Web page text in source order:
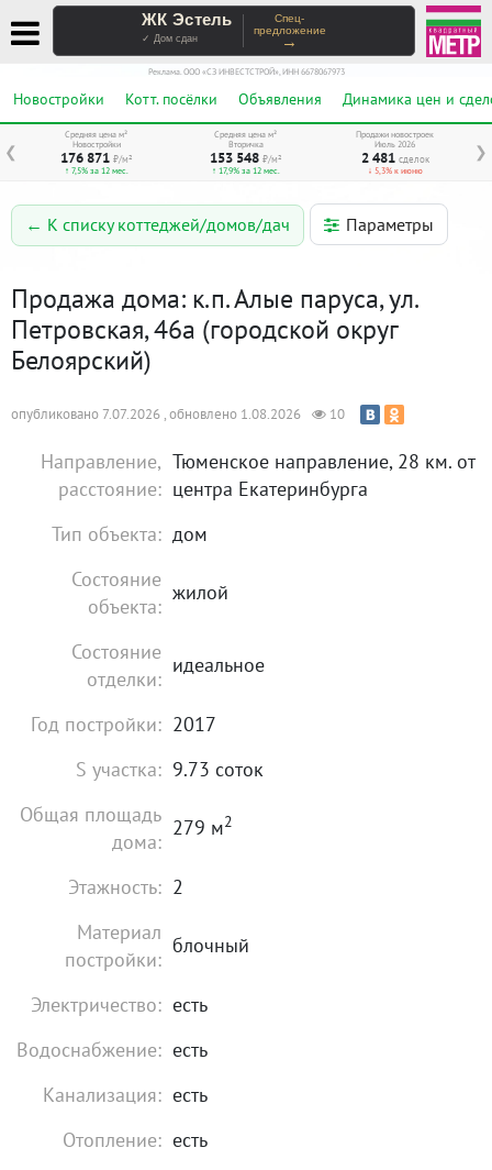
ЖК Эстель
✓ Дом сдан
Спец-
предложение
→
Реклама. ООО «СЗ ИНВЕСТСТРОЙ», ИНН 6678067973
Новостройки Котт. посёлки Объявления Динамика цен и
❮ ❯
Средняя цена м²
Новостройки
176 871 ₽/м²
↑ 7,5% за 12 мес.
Средняя цена м²
Вторичка
153 548 ₽/м²
↑ 17,9% за 12 мес.
Продажи новостроек
Июль 2026
2 481 сделок
↓ 5,3% к июню
← К списку коттеджей/домов/дач Параметры
Продажа дома: к.п. Алые паруса, ул.
Петровская, 46а (городской округ
Белоярский)
опубликовано 7.07.2026 , обновлено 1.08.2026 10
Направление,
расстояние:
Тюменское направление, 28 км. от
центра Екатеринбурга
Тип объекта: дом
Состояние
объекта:
жилой
Состояние
отделки:
идеальное
Год постройки: 2017
S участка: 9.73 соток
Общая площадь
дома:
279 м2
Этажность: 2
Материал
постройки:
блочный
Электричество: есть
Водоснабжение: есть
Канализация: есть
Отопление: есть